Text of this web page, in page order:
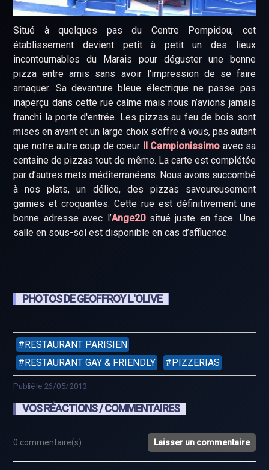
Situé à quelques pas du Centre Pompidou, cet
établissement devient petit à petit un des lieux
incontournables du Marais pour déguster une bonne
pizza entre amis sans avoir l'impression de se faire
arnaquer. Sa devanture bleue électrique ne passe pas
inaperçu dans cette rue calme mais nous n’avions jamais
franchi la porte d'entrée. Les pizzas au feu de bois sont
mises en avant et un large choix s’offre à vous, pas autant
que notre autre coup de coeur
Il Campionissimo avec sa
centaine de pizzas tout de même. La carte est complétée
par d’autres mets méditerranéens. Nous avons succombé
à nos plats, un délice, des pizzas savoureusement
garnies et croquantes. Cette rue est définitivement une
bonne adresse avec l’Ange20situé juste en face. Une
salle en sous-sol est disponible en cas d’affluence.
PHOTOS DE GEOFFROY L'OLIVE
RESTAURANT PARISIEN
RESTAURANT GAY & FRIENDLY
PIZZERIAS
Publié le 26/05/2013
VOS RÉACTIONS / COMMENTAIRES
0 commentaire(s) Laisser un commentaire